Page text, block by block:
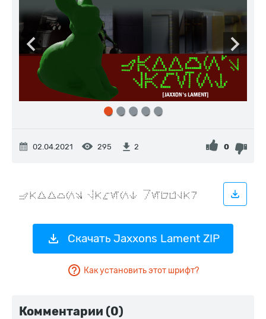
02.04.2021 295 2 0
Скачать Jaxxons Lament ZIP
Как установить этот шрифт?
Комментарии (0)